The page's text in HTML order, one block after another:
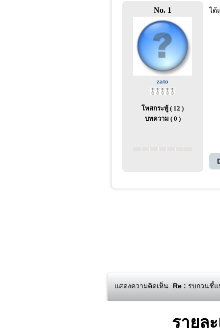
No. 1
zato
โพสกระทู้ ( 12 )
บทความ ( 0 )
ได้
แสดงความคิดเห็น Re : รบกวนชี้แ
รายล